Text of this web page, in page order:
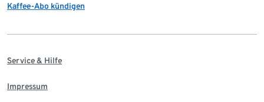
Kaffee-Abo kündigen
Service & Hilfe
Impressum